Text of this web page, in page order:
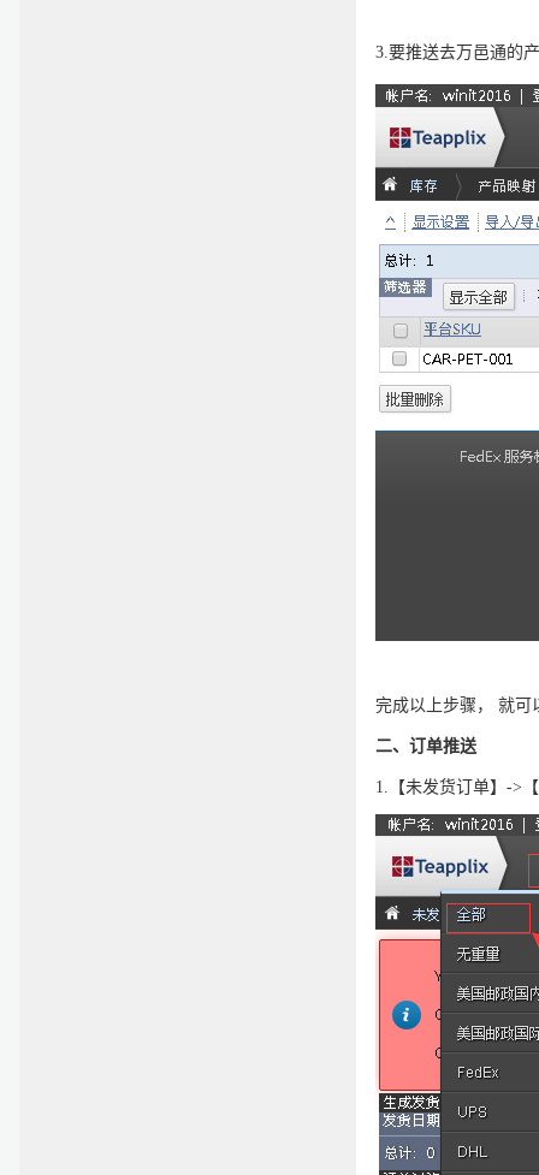
3.要推送去万邑通的
完成以上步骤， 就可
二、订单推送
1. 【未发货订单】 ->